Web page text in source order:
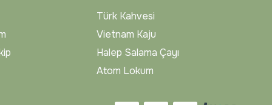
Türk Kahvesi
Vietnam Kaju
Halep Salama Çayı
Atom Lokum